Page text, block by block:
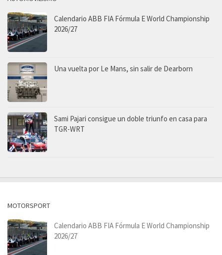
Calendario ABB FIA Fórmula E World Championship
2026/27
Una vuelta por Le Mans, sin salir de Dearborn
Sami Pajari consigue un doble triunfo en casa para
TGR-WRT
MOTORSPORT
Calendario ABB FIA Fórmula E World Championship
2026/27